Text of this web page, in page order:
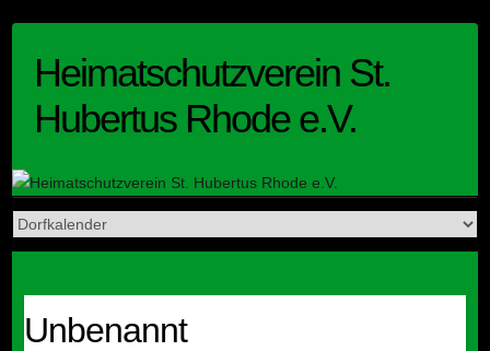
contentHeimatschutzverein St.
Hubertus Rhode e.V.
Unbenannt